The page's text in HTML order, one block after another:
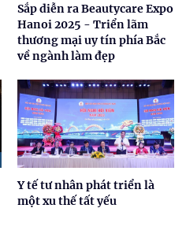
Sắp diễn ra Beautycare Expo
Hanoi 2025 - Triển lãm
thương mại uy tín phía Bắc
về ngành làm đẹp
Y tế tư nhân phát triển là
một xu thế tất yếu